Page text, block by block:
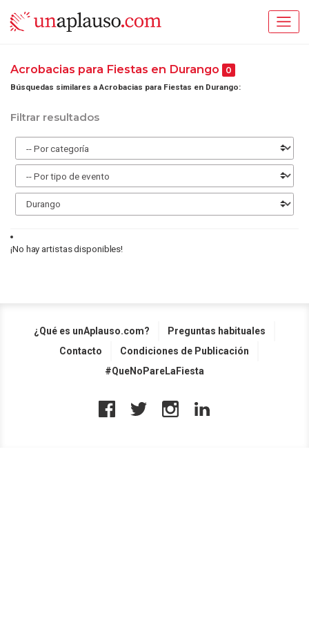
Acrobacias para Fiestas en Durango 0
Búsquedas similares a Acrobacias para Fiestas en Durango:
Filtrar resultados
¡No hay artistas disponibles!
¿Qué es unAplauso.com?
Preguntas habituales
Contacto
Condiciones de Publicación
#QueNoPareLaFiesta